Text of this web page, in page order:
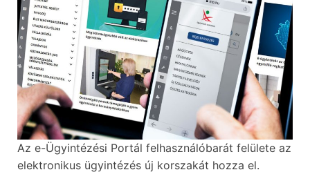
Az e-Ügyintézési Portál felhasználóbarát felülete az
elektronikus ügyintézés új korszakát hozza el.